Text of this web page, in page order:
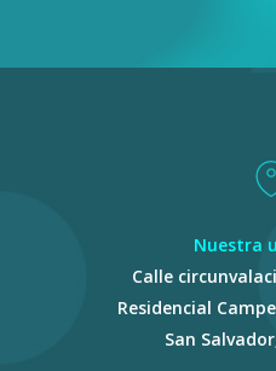
Nuestra
Calle
Residencial
San